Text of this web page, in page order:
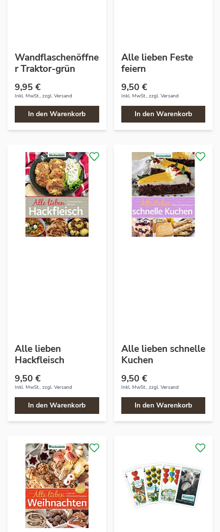
Wandflaschenöffne
r Traktor-grün
9,95 €
Inkl. MwSt., zzgl. Versand
In den Warenkorb
Alle lieben Feste
feiern
9,50 €
Inkl. MwSt., zzgl. Versand
In den Warenkorb
Alle lieben
Hackfleisch
9,50 €
Inkl. MwSt., zzgl. Versand
In den Warenkorb
Alle lieben schnelle
Kuchen
9,50 €
Inkl. MwSt., zzgl. Versand
In den Warenkorb